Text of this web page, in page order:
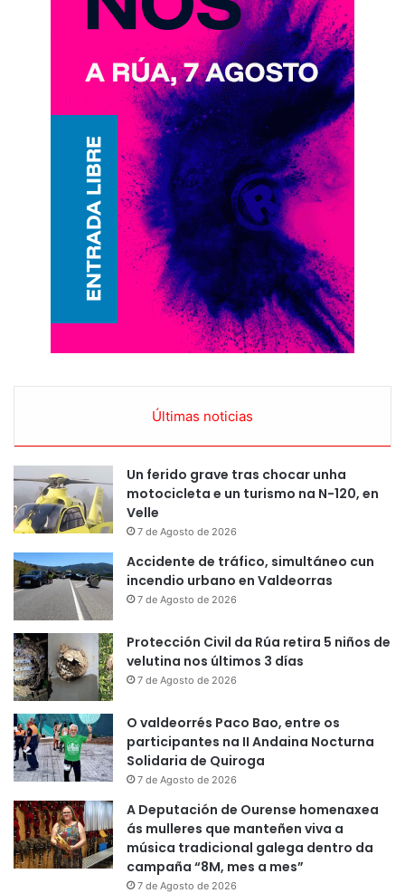
Últimas noticias
Un ferido grave tras chocar unha
motocicleta e un turismo na N-120, en
Velle
7 de Agosto de 2026
Accidente de tráfico, simultáneo cun
incendio urbano en Valdeorras
7 de Agosto de 2026
Protección Civil da Rúa retira 5 niños de
velutina nos últimos 3 días
7 de Agosto de 2026
O valdeorrés Paco Bao, entre os
participantes na II Andaina Nocturna
Solidaria de Quiroga
7 de Agosto de 2026
A Deputación de Ourense homenaxea
ás mulleres que manteñen viva a
música tradicional galega dentro da
campaña “8M, mes a mes”
7 de Agosto de 2026